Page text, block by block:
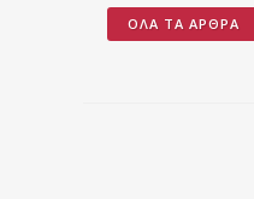
ΌΛΑ ΤΑ ΆΡΘΡΑ